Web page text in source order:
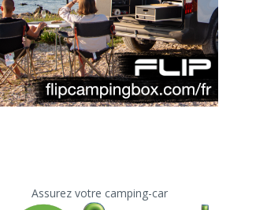
Assurez votre camping-car